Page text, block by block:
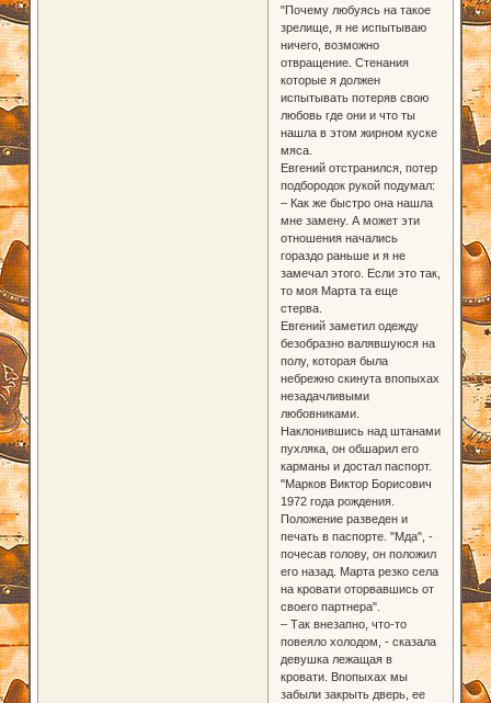
"Почему любуясь на такое
зрелище, я не испытываю
ничего, возможно
отвращение. Стенания
которые я должен
испытывать потеряв свою
любовь где они и что ты
нашла в этом жирном куске
мяса.
Евгений отстранился, потер
подбородок рукой подумал:
– Как же быстро она нашла
мне замену. А может эти
отношения начались
гораздо раньше и я не
замечал этого. Если это так,
то моя Марта та еще
стерва.
Евгений заметил одежду
безобразно валявшуюся на
полу, которая была
небрежно скинута впопыхах
незадачливыми
любовниками.
Наклонившись над штанами
пухляка, он обшарил его
карманы и достал паспорт.
"Марков Виктор Борисович
1972 года рождения.
Положение разведен и
печать в паспорте. "Мда", -
почесав голову, он положил
его назад. Марта резко села
на кровати оторвавшись от
своего партнера".
– Так внезапно, что-то
повеяло холодом, - сказала
девушка лежащая в
кровати. Впопыхах мы
забыли закрыть дверь, ее